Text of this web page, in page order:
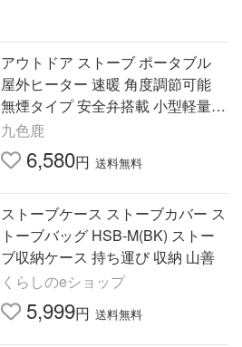
アウトドア ストーブ ポータブル
屋外ヒーター 速暖 角度調節可能
無煙タイプ 安全弁搭載 小型軽量
屋内外兼用 アウトドア キャンプ
釣り 車中泊 防災 暖房器具
九色鹿
6,580円 送料無料
ストーブケース ストーブカバー ス
トーブバッグ HSB-M(BK) ストー
ブ収納ケース 持ち運び 収納 山善
くらしのeショップ
5,999円 送料無料